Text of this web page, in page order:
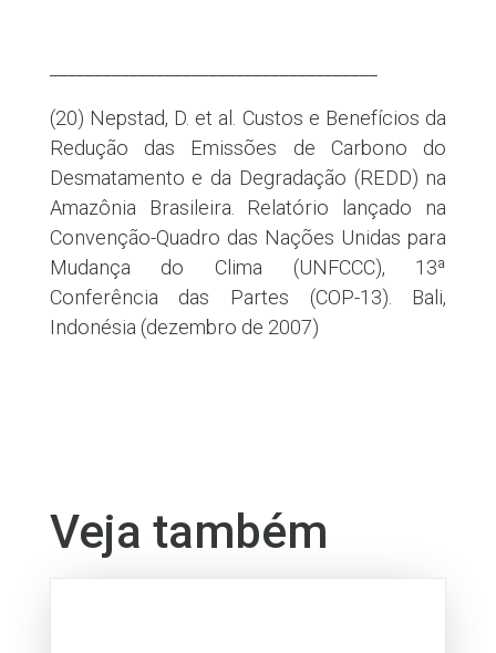
(20) Nepstad, D. et al. Custos e Benefícios da
Redução das Emissões de Carbono do
Desmatamento e da Degradação (REDD) na
Amazônia Brasileira. Relatório lançado na
Convenção-Quadro das Nações Unidas para
Mudança do Clima (UNFCCC), 13ª
Conferência das Partes (COP-13). Bali,
Indonésia (dezembro de 2007)
Veja também